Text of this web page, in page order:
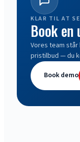
KLAR TIL AT
Book
Vores team
pristilbud — du
Book demo